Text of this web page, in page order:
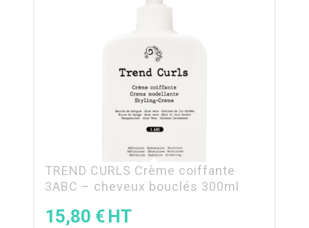
TREND CURLS Crème coiffante
3ABC – cheveux bouclés 300ml
15,80 €